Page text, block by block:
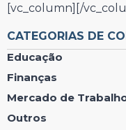
[vc_column][/
CATEGORIAS DE
Educação
Finanças
Mercado de
Outros